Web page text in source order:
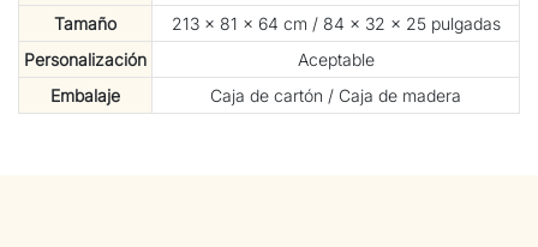
Tamaño
213 × 81 × 64 cm / 84 × 32 × 25 pulgadas
Personalización
Aceptable
Embalaje
Caja de cartón / Caja de madera